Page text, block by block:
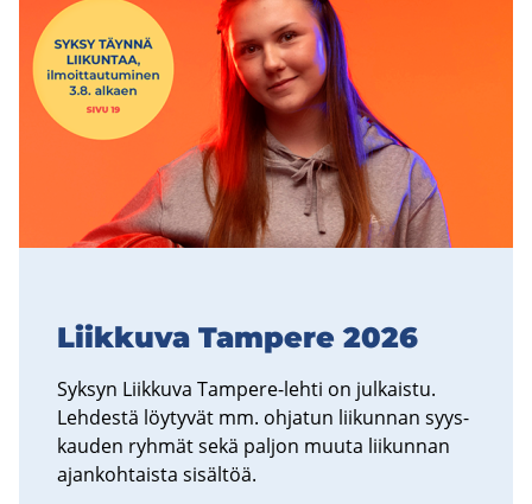
Liik­ku­va Tam­pe­re 2026
Syk­syn Liik­ku­va Tampere-​lehti on jul­kais­tu.
Leh­des­tä löy­ty­vät mm. oh­ja­tun lii­kun­nan syys­
kau­den ryh­mät sekä pal­jon muuta lii­kun­nan
ajan­koh­tais­ta si­säl­töä.